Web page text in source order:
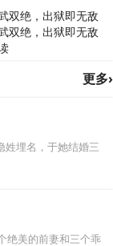
双绝，出狱即无敌
双绝，出狱即无敌
更多›
姓埋名，于她结婚三
绝美的前妻和三个乖